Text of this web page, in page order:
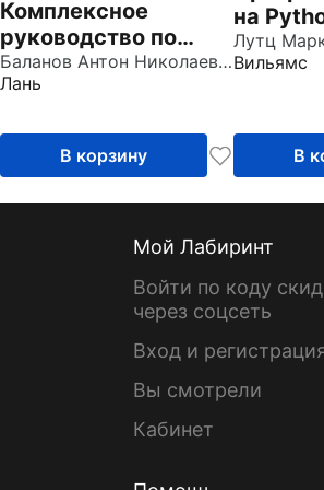
Комплексное
руководство по
разработке. От
мобильных
технологий. Учебное
пособие
Баланов Антон Николаевич
Лань
В корзину
на
Лутц
Вильямс
В
Мой Лабиринт
Войти по коду
через соцсеть
Вход и
Вы смотрели
Кабинет